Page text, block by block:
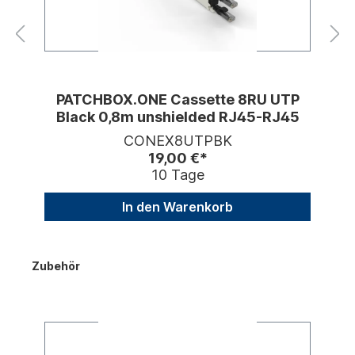
PATCHBOX.ONE Cassette 8RU UTP
Black 0,8m unshielded RJ45-RJ45
CONEX8UTPBK
19,00 €*
10 Tage
In den Warenkorb
Zubehör